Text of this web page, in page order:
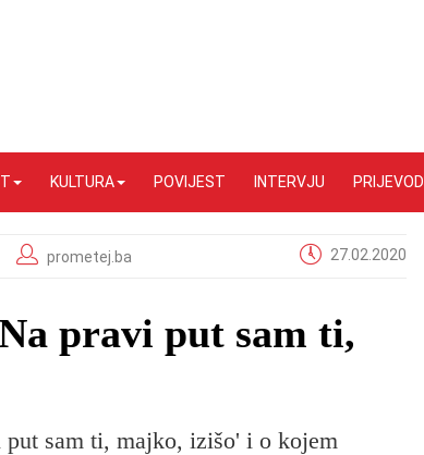
KULTURA POVIJEST INTERVJU PRIJEVODI
prometej.ba 27.02.2020
pravi put sam ti,
sam ti, majko, izišo' i o kojem